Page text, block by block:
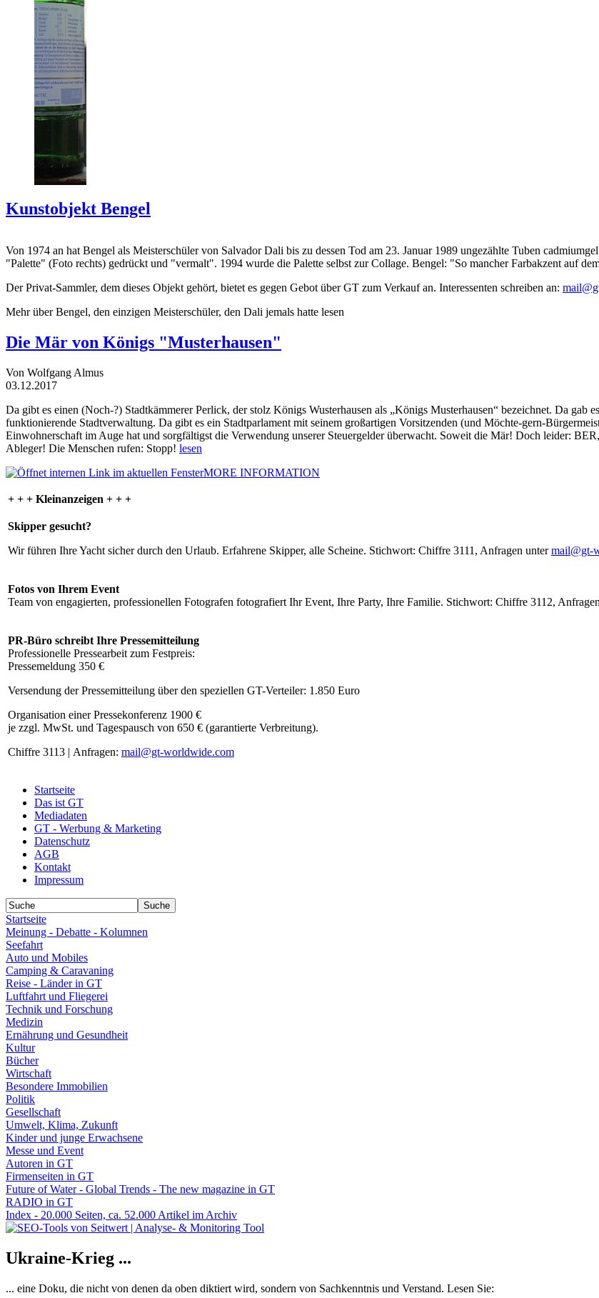
Kunstobjekt Bengel
Von 1974 an hat Bengel als Meisterschüler von Salvador Dali bis zu dessen Tod am 23. Januar 1989 ungezählte Tuben
"Palette" (Foto rechts) gedrückt und "vermalt". 1994 wurde die Palette selbst zur Collage. Bengel: "So mancher Farbakzent auf
Der Privat-Sammler, dem dieses Objekt gehört, bietet es gegen Gebot über GT zum Verkauf an. Interessenten schreiben an:
Mehr über Bengel, den einzigen Meisterschüler, den Dali jemals hatte lesen
Die Mär von Königs "Musterhausen"
Von Wolfgang Almus
03.12.2017
Da gibt es einen (Noch-?) Stadtkämmerer Perlick, der stolz Königs Wusterhausen als „Königs Musterhausen“ bezeichnet. Da gab
funktionierende Stadtverwaltung. Da gibt es ein Stadtparlament mit seinem großartigen Vorsitzenden (und Möchte-gern-
Einwohnerschaft im Auge hat und sorgfältigst die Verwendung unserer Steuergelder überwacht. Soweit die Mär! Doch leider:
Ableger! Die Menschen rufen: Stopp! lesen
MORE INFORMATION
+ + + Kleinanzeigen + + +
Skipper gesucht?
Wir führen Ihre Yacht sicher durch den Urlaub. Erfahrene Skipper, alle Scheine. Stichwort: Chiffre 3111, Anfragen untermail@gt-
Fotos von Ihrem Event
Team von engagierten, professionellen Fotografen fotografiert Ihr Event, Ihre Party, Ihre Familie. Stichwort: Chiffre 3112,
PR-Büro schreibt Ihre Pressemitteilung
Professionelle Pressearbeit zum Festpreis:
Pressemeldung 350 €
Versendung der Pressemitteilung über den speziellen GT-Verteiler: 1.850 Euro
Organisation einer Pressekonferenz 1900 €
je zzgl. MwSt. und Tagespausch von 650 € (garantierte Verbreitung).
Chiffre 3113 | Anfragen: mail@gt-worldwide.com
Startseite
Das ist GT
Mediadaten
GT - Werbung & Marketing
Datenschutz
AGB
Kontakt
Impressum
Startseite
Meinung - Debatte - Kolumnen
Seefahrt
Auto und Mobiles
Camping & Caravaning
Reise - Länder in GT
Luftfahrt und Fliegerei
Technik und Forschung
Medizin
Ernährung und Gesundheit
Kultur
Bücher
Wirtschaft
Besondere Immobilien
Politik
Gesellschaft
Umwelt, Klima, Zukunft
Kinder und junge Erwachsene
Messe und Event
Autoren in GT
Firmenseiten in GT
Future of Water - Global Trends - The new magazine in GT
RADIO in GT
Index - 20.000 Seiten, ca. 52.000 Artikel im Archiv
Ukraine-Krieg ...
... eine Doku, die nicht von denen da oben diktiert wird, sondern von Sachkenntnis und Verstand. Lesen Sie: